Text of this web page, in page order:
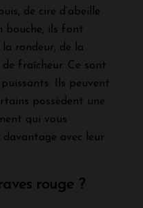
de cire d’abeille
bouche, ils font
la rondeur, de la
fraîcheur. Ce sont
Ils peuvent
possèdent une
qui vous
avec leur
rouge ?